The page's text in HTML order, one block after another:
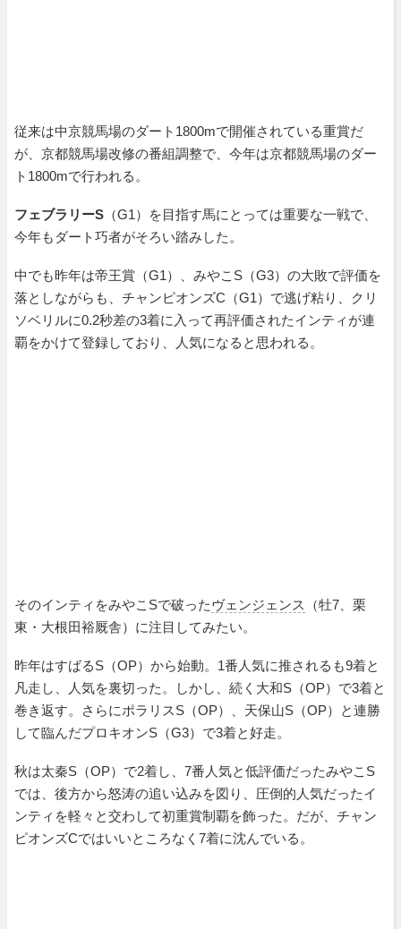
従来は中京競馬場のダート1800mで開催されている重賞だ
が、京都競馬場改修の番組調整で、今年は京都競馬場のダー
ト1800mで行われる。
フェブラリーS （G1）を目指す馬にとっては重要な一戦で、
今年もダート巧者がそろい踏みした。
中でも昨年は帝王賞（G1）、みやこS（G3）の大敗で評価を
落としながらも、チャンピオンズC（G1）で逃げ粘り、クリ
ソベリルに0.2秒差の3着に入って再評価されたインティが連
覇をかけて登録しており、人気になると思われる。
そのインティをみやこSで破ったヴェンジェンス
（牡7、栗
東・大根田裕厩舎）に注目してみたい。
昨年はすばるS（OP）から始動。1番人気に推されるも9着と
凡走し、人気を裏切った。しかし、続く大和S（OP）で3着と
巻き返す。さらにポラリスS（OP）、天保山S（OP）と連勝
して臨んだプロキオンS（G3）で3着と好走。
秋は太秦S（OP）で2着し、7番人気と低評価だったみやこS
では、後方から怒涛の追い込みを図り、圧倒的人気だったイ
ンティを軽々と交わして初重賞制覇を飾った。だが、チャン
ピオンズCではいいところなく7着に沈んでいる。